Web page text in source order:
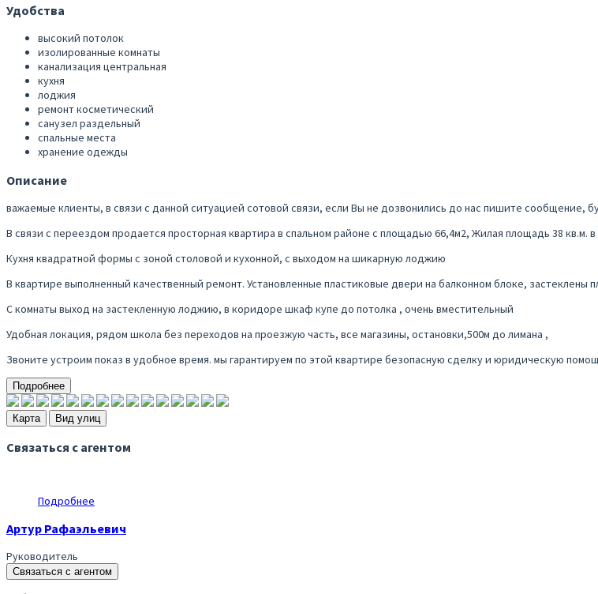
Удобства
высокий потолок
изолированные комнаты
канализация центральная
кухня
лоджия
ремонт косметический
санузел раздельный
спальные места
хранение одежды
Описание
важаемые клиенты, в связи с данной ситуацией сотовой связи, если Вы не дозвонились до нас пишите сообщение,
В связи с переездом продается просторная квартира в спальном районе с площадью 66,4м2, Жилая площадь 38 кв.м.
Кухня квадратной формы с зоной столовой и кухонной, с выходом на шикарную лоджию​
В квартире выполненный качественный ремонт. Установленные пластиковые двери на балконном блоке, застеклены
С комнаты выход на застекленную лоджию, в коридоре шкаф купе до потолка , очень вместительный
Удобная локация, рядом школа без переходов на проезжую часть, все магазины, остановки,500м до лимана ,
Звоните устроим показ в удобное время. мы гарантируем по этой квартире безопасную сделку и юридическую
Подробнее
Карта Вид улиц
Связаться с агентом
Подробнее
Артур Рафаэльевич
Руководитель
Связаться с агентом